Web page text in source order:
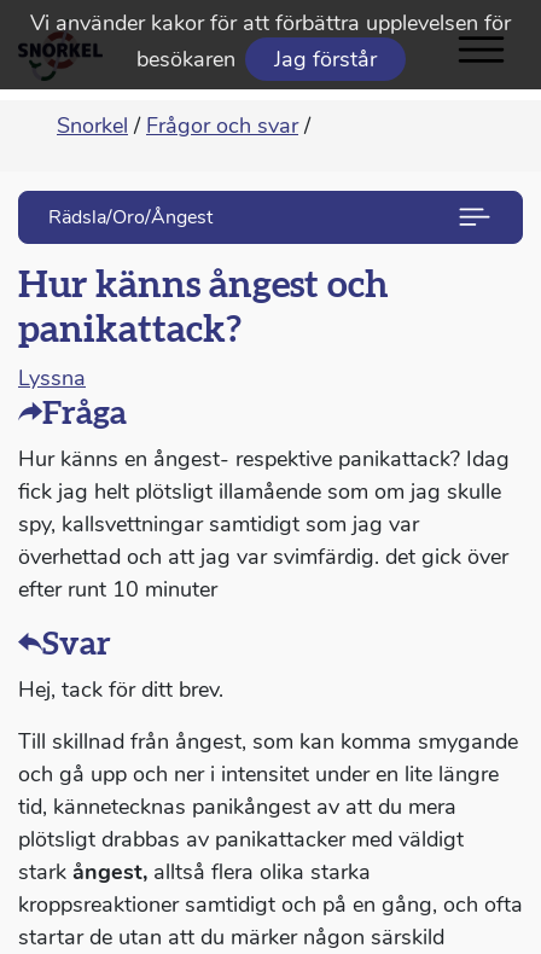
Vi använder kakor för att förbättra upplevelsen för
besökaren
Jag förstår
Snorkel / Frågor och svar /
Rädsla/Oro/Ångest
Hur känns ångest och
panikattack?
Lyssna
Fråga
Hur känns en ångest- respektive panikattack? Idag
fick jag helt plötsligt illamående som om jag skulle
spy, kallsvettningar samtidigt som jag var
överhettad och att jag var svimfärdig. det gick över
efter runt 10 minuter
Svar
Hej, tack för ditt brev.
Till skillnad från ångest, som kan komma smygande
och gå upp och ner i intensitet under en lite längre
tid, kännetecknas panikångest av att du mera
plötsligt drabbas av panikattacker med väldigt
stark ångest, alltså flera olika starka
kroppsreaktioner samtidigt och på en gång, och ofta
startar de utan att du märker någon särskild